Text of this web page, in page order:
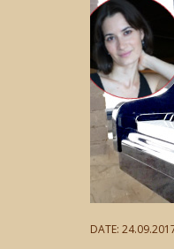
DATE: